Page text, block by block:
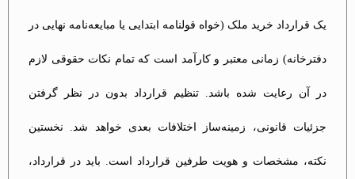
یک قرارداد خرید ملک (خواه قولنامه ابتدایی یا مبایعه‌نامه نهایی در
دفترخانه) زمانی معتبر و کارآمد است که تمام نکات حقوقی لازم
در آن رعایت شده باشد. تنظیم قرارداد بدون در نظر گرفتن
جزئیات قانونی، زمینه‌ساز اختلافات بعدی خواهد شد. نخستین
نکته، مشخصات و هویت طرفین قرارداد است. باید در قرارداد،